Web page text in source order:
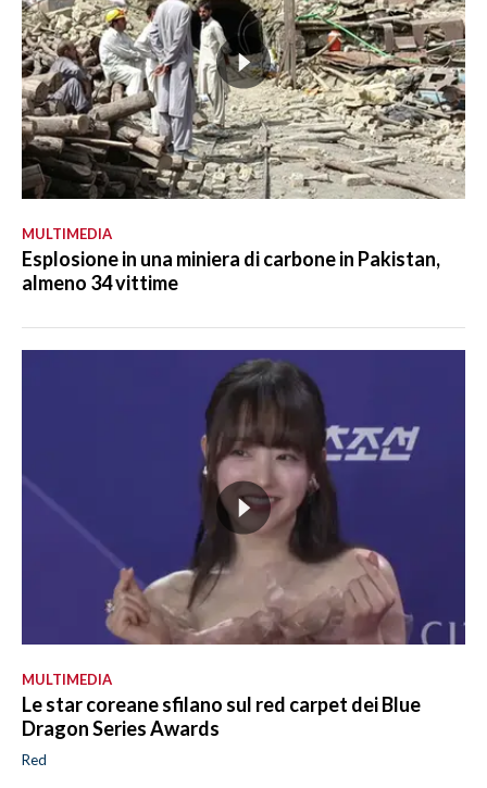
MULTIMEDIA
Esplosione in una miniera di carbone in Pakistan,
almeno 34 vittime
MULTIMEDIA
Le star coreane sfilano sul red carpet dei Blue
Dragon Series Awards
Red